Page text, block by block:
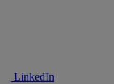
LinkedIn